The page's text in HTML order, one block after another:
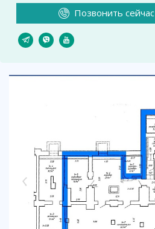
Позвонить сейчас